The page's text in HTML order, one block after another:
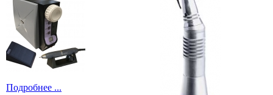
Подробнее ...